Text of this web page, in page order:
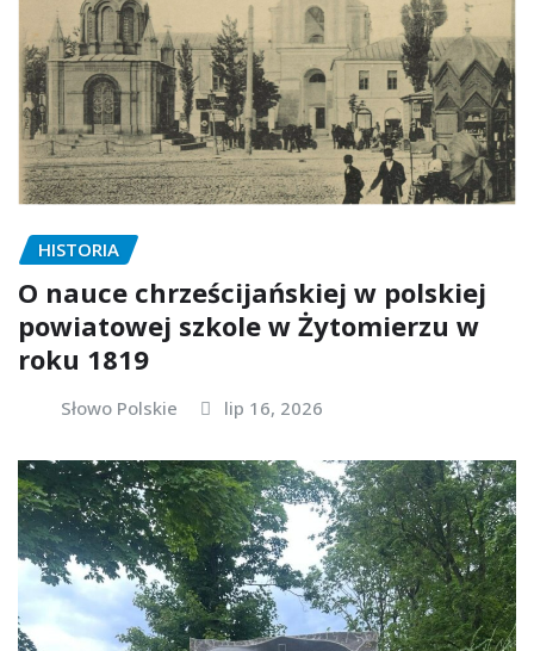
HISTORIA
O nauce chrześcijańskiej w polskiej
powiatowej szkole w Żytomierzu w
roku 1819
Słowo Polskie lip 16, 2026